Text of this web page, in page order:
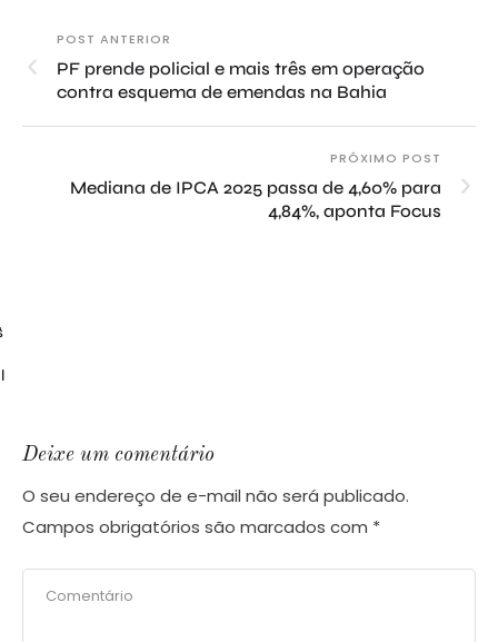
POST ANTERIOR
PF prende policial e mais três em operação
contra esquema de emendas na Bahia
PRÓXIMO POST
Mediana de IPCA 2025 passa de 4,60% para
4,84%, aponta Focus
Deixe um comentário
O seu endereço de e-mail não será publicado.
Campos obrigatórios são marcados com *